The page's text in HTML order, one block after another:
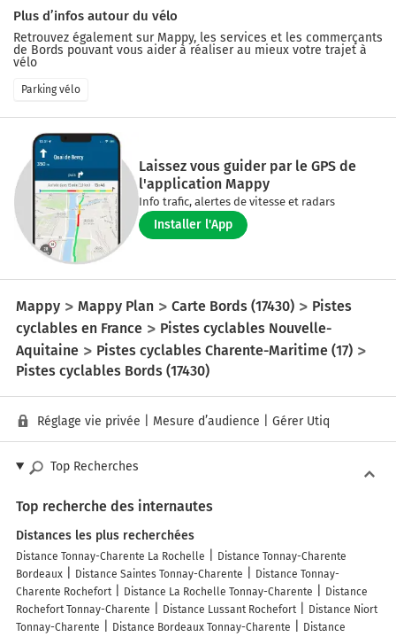
Plus d’infos autour du vélo
Retrouvez également sur Mappy, les services et les commerçants
de Bords pouvant vous aider à réaliser au mieux votre trajet à
vélo
Parking vélo
Laissez vous guider par le GPS de
l'application Mappy
Info trafic, alertes de vitesse et radars
Installer l'App
Mappy Mappy Plan Carte Bords (17430)
Pistes
cyclables en France
Pistes cyclables Nouvelle-
Aquitaine
Pistes cyclables Charente-Maritime (17)
Pistes cyclables Bords (17430)
Réglage vie privée Mesure d’audience Gérer Utiq
Top Recherches
Top recherche des internautes
Distances les plus recherchées
Distance Tonnay-Charente La Rochelle
Distance Tonnay-Charente
Bordeaux
Distance Saintes Tonnay-Charente
Distance Tonnay-
Charente Rochefort
Distance La Rochelle Tonnay-Charente
Distance
Rochefort Tonnay-Charente
Distance Lussant Rochefort
Distance Niort
Tonnay-Charente
Distance Bordeaux Tonnay-Charente
Distance